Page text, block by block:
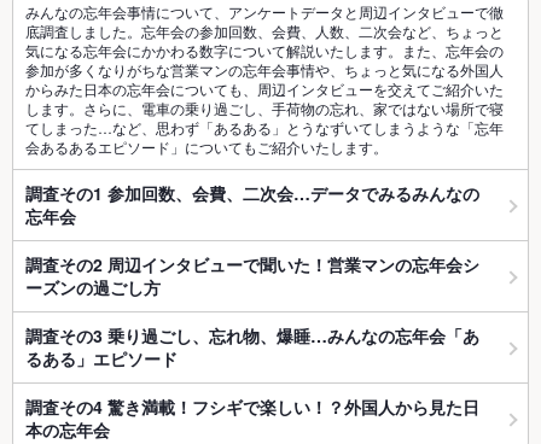
みんなの忘年会事情について、アンケートデータと周辺インタビューで徹
底調査しました。忘年会の参加回数、会費、人数、二次会など、ちょっと
気になる忘年会にかかわる数字について解説いたします。また、忘年会の
参加が多くなりがちな営業マンの忘年会事情や、ちょっと気になる外国人
からみた日本の忘年会についても、周辺インタビューを交えてご紹介いた
します。さらに、電車の乗り過ごし、手荷物の忘れ、家ではない場所で寝
てしまった…など、思わず「あるある」とうなずいてしまうような「忘年
会あるあるエピソード」についてもご紹介いたします。
調査その1 参加回数、会費、二次会…データでみるみんなの
忘年会
調査その2 周辺インタビューで聞いた！営業マンの忘年会シ
ーズンの過ごし方
調査その3 乗り過ごし、忘れ物、爆睡…みんなの忘年会「あ
るある」エピソード
調査その4 驚き満載！フシギで楽しい！？外国人から見た日
本の忘年会